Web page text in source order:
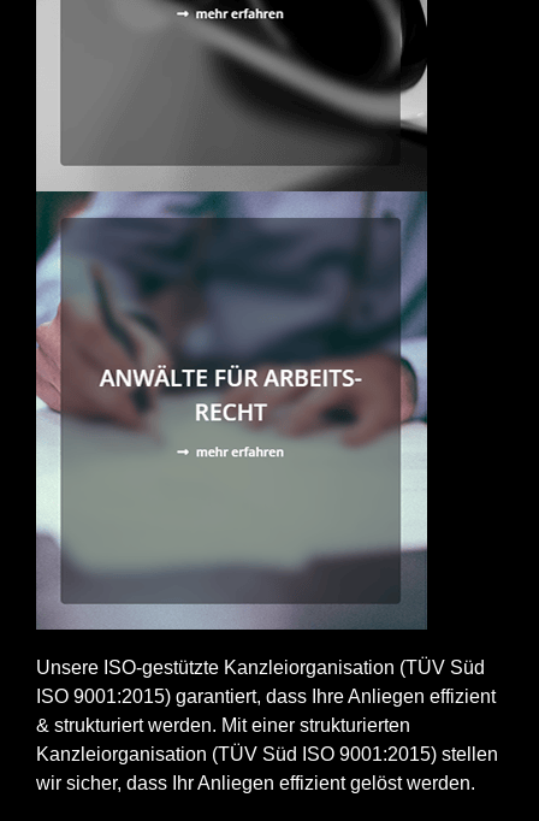
Unsere ISO-gestützte Kanzleiorganisation (TÜV Süd
ISO 9001:2015) garantiert, dass Ihre Anliegen effizient
& strukturiert werden. Mit einer strukturierten
Kanzleiorganisation (TÜV Süd ISO 9001:2015) stellen
wir sicher, dass Ihr Anliegen effizient gelöst werden.